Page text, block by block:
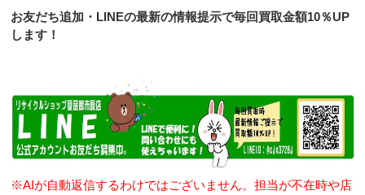
お友だち追加・LINEの最新の情報提示で毎回買取金額10％UP
します！
※AIが自動返信するわけではございません。担当が不在時や店